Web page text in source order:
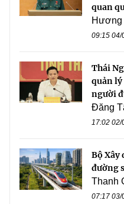
quan
Hương
09:15 04/
Thái
quản lý
người
Đăng
17:02 02/
Bộ Xây
đường
Thanh
07:17 03/